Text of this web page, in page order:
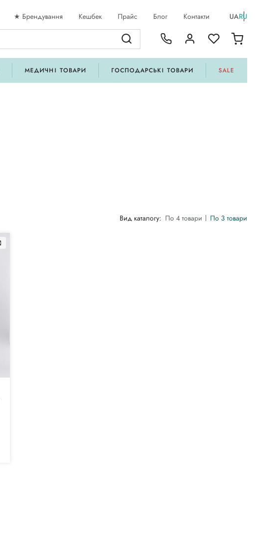
★ Брендування Кешбек Прайс Блог Контакти UARU
МЕДИЧНІ ТОВАРИ ГОСПОДАРСЬКІ ТОВАРИ SALE
Вид каталогу: По 4 товари По 3 товари